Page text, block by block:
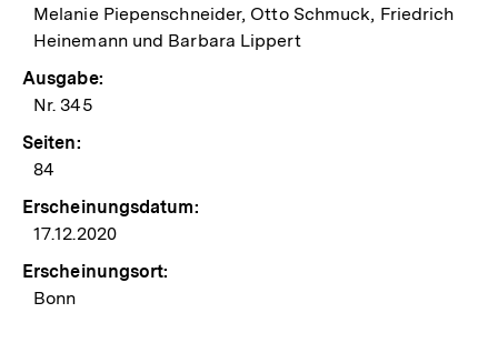
Melanie Piepenschneider, Otto Schmuck, Friedrich
Heinemann und Barbara Lippert
Ausgabe:
Nr. 345
Seiten:
84
Erscheinungsdatum:
17.12.2020
Erscheinungsort:
Bonn